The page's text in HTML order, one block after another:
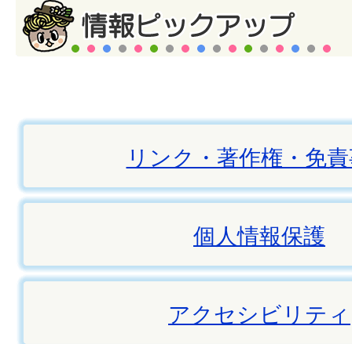
リンク・著作権・免
個人情報保護
アクセシビリティ